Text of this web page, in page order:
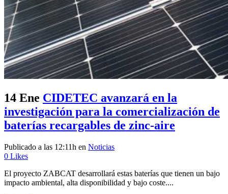
14 Ene CIDETEC avanzará en la
investigación para la comercialización de
baterías recargables de zinc-aire
Publicado a las 12:11h en Noticias
0 Likes
El proyecto ZABCAT desarrollará estas baterías que tienen un bajo
impacto ambiental, alta disponibilidad y bajo coste....